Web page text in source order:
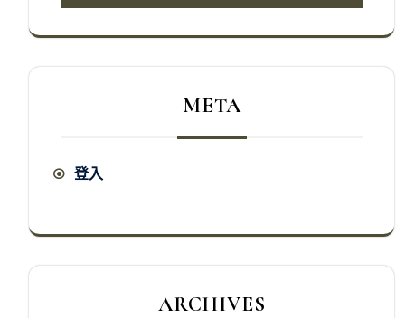
META
登入
ARCHIVES